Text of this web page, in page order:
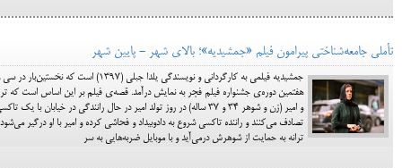
تأملی جامعه‌شناختی پیرامون فیلم «جمشیدیه»؛ بالای شهر - پایین شهر
جمشیدیه فیلمی به کارگردانی و نویسندگی یلدا جبلی (۱۳۹۷) است که نخستین‌بار در
هفتمین دوره‌ی جشنواره فیلم فجر به نمایش درآمد. قصه‌ی فیلم بر این اساس است که
و امیر (زن و شوهر 34 و 37 ساله) در روز تولد امیر در حال رانندگی در خیابان با یک
تصادف می‌کنند و راننده تاکسی شروع به دادوبیداد و فحاشی کرده و امیر با او درگیر
ترانه به حمایت از شوهرش درمی‌آید و با موبایل ضربه‌هایی به سر